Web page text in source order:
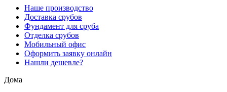
Наше производство
Доставка срубов
Фундамент для сруба
Отделка срубов
Мобильный офис
Оформить заявку онлайн
Нашли дешевле?
Дома